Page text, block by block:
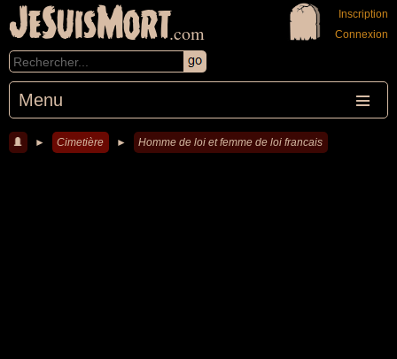
JeSuisMort.com
Menu
Inscription
Connexion
► Cimetière ► Homme de loi et femme de loi francais